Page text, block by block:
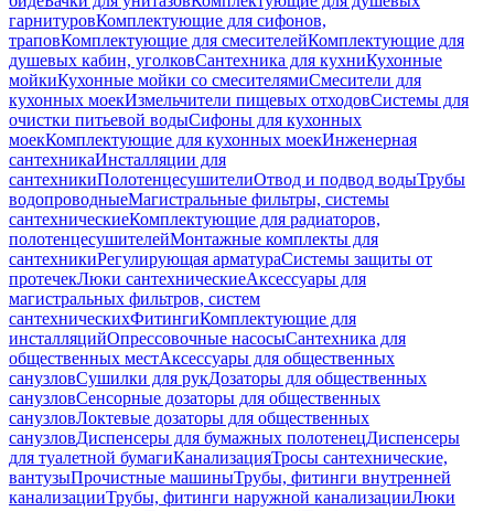
гарнитуровКомплектующие для сифонов,
траповКомплектующие для смесителейКомплектующие для
душевых кабин, уголковСантехника для кухниКухонные
мойкиКухонные мойки со смесителямиСмесители для
кухонных моекИзмельчители пищевых отходовСистемы для
очистки питьевой водыСифоны для кухонных
моекКомплектующие для кухонных моекИнженерная
сантехникаИнсталляции для
сантехникиПолотенцесушителиОтвод и подвод водыТрубы
водопроводныеМагистральные фильтры, системы
сантехническиеКомплектующие для радиаторов,
полотенцесушителейМонтажные комплекты для
сантехникиРегулирующая арматураСистемы защиты от
протечекЛюки сантехническиеАксессуары для
магистральных фильтров, систем
сантехническихФитингиКомплектующие для
инсталляцийОпрессовочные насосыСантехника для
общественных местАксессуары для общественных
санузловСушилки для рукДозаторы для общественных
санузловСенсорные дозаторы для общественных
санузловЛоктевые дозаторы для общественных
санузловДиспенсеры для бумажных полотенецДиспенсеры
для туалетной бумагиКанализацияТросы сантехнические,
вантузыПрочистные машиныТрубы, фитинги внутренней
канализацииТрубы, фитинги наружной канализацииЛюки